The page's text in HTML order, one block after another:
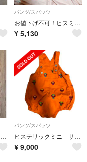
パンツ/スパッツ
お値下げ不可！ヒスミニパンツ リトルアンデルセン
¥ 5,130
ヒステリックミニ レギンス110サイズ
パンツ/スパッツ
ヒステリックミニ サロペット 怪獣尻尾付き
¥ 9,000